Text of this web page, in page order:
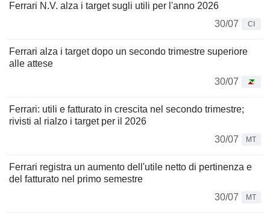
Ferrari N.V. alza i target sugli utili per l'anno 2026
30/07
CI
Ferrari alza i target dopo un secondo trimestre superiore
alle attese
30/07
Ferrari: utili e fatturato in crescita nel secondo trimestre;
rivisti al rialzo i target per il 2026
30/07
MT
Ferrari registra un aumento dell'utile netto di pertinenza e
del fatturato nel primo semestre
30/07
MT